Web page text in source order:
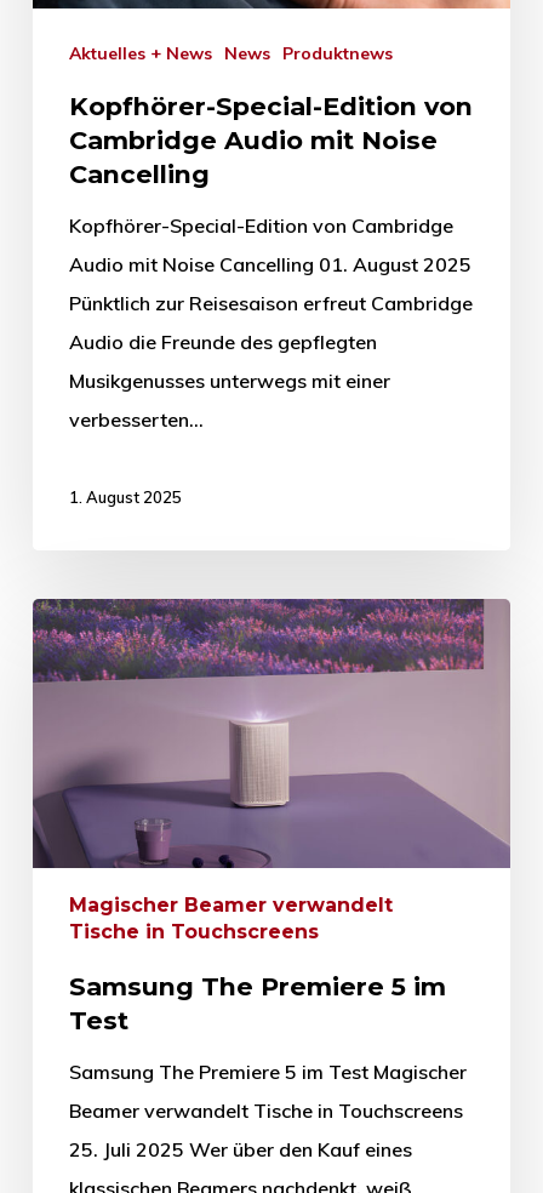
Aktuelles + News News Produktnews
Kopfhörer-Special-Edition von
Cambridge Audio mit Noise
Cancelling
Kopfhörer-Special-Edition von Cambridge
Audio mit Noise Cancelling 01. August 2025
Pünktlich zur Reisesaison erfreut Cambridge
Audio die Freunde des gepflegten
Musikgenusses unterwegs mit einer
verbesserten…
1. August 2025
Magischer Beamer verwandelt
Tische in Touchscreens
Samsung The Premiere 5 im
Test
Samsung The Premiere 5 im Test Magischer
Beamer verwandelt Tische in Touchscreens
25. Juli 2025 Wer über den Kauf eines